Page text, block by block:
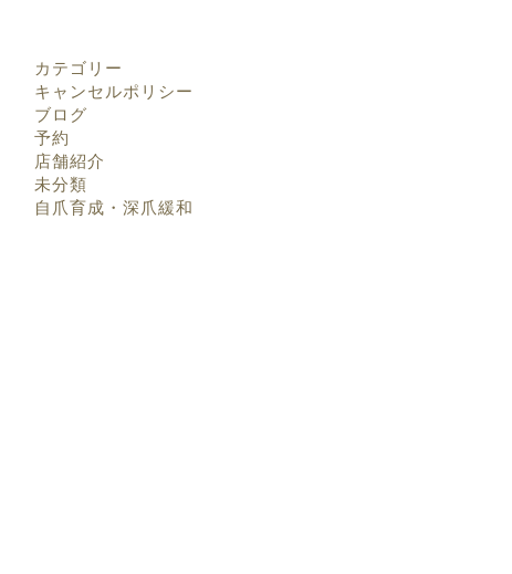
カテゴリー
キャンセルポリシー
ブログ
予約
店舗紹介
未分類
自爪育成・深爪緩和